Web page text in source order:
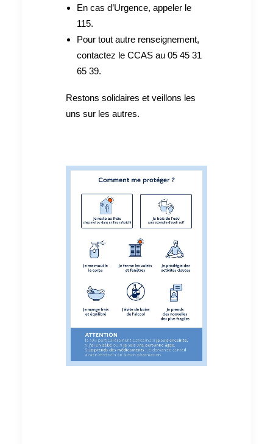
En cas d’Urgence, appeler le
115.
Pour tout autre renseignement,
contactez le CCAS au 05 45 31
65 39.
Restons solidaires et veillons les
uns sur les autres.